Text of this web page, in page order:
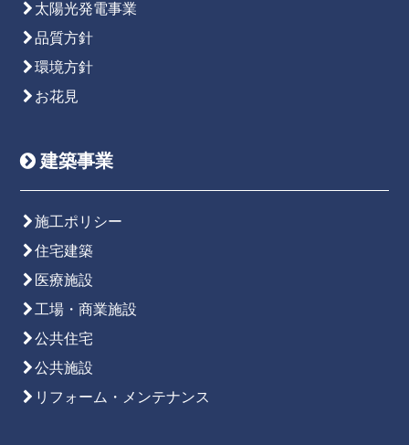
太陽光発電事業
品質方針
環境方針
お花見
建築事業
施工ポリシー
住宅建築
医療施設
工場・商業施設
公共住宅
公共施設
リフォーム・メンテナンス